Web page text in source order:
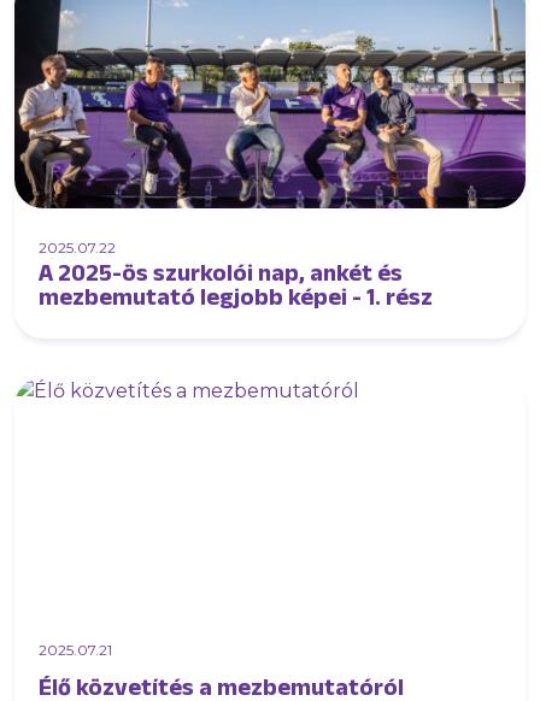
2025.07.22
A 2025-ös szurkolói nap, ankét és
mezbemutató legjobb képei - 1. rész
2025.07.21
Élő közvetítés a mezbemutatóról